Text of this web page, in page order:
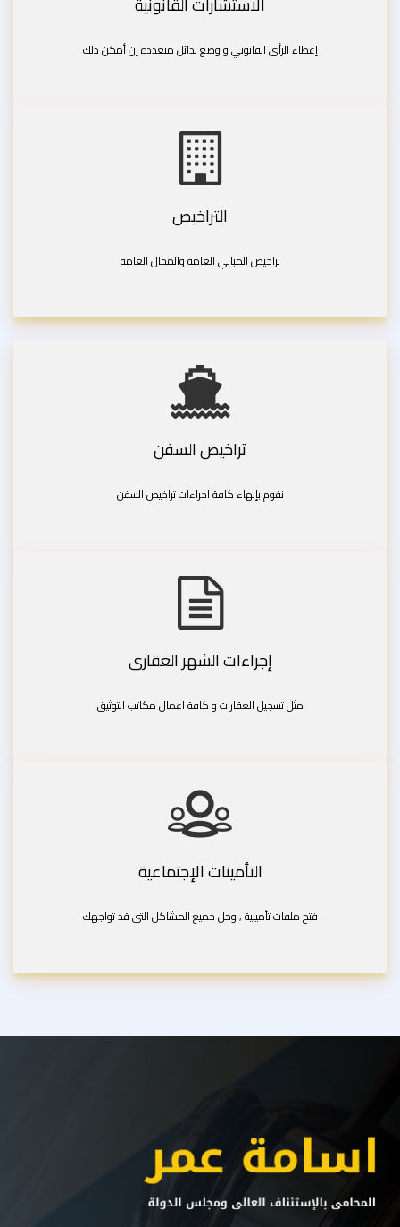
إعطاء الرأى القانوني و وضع بدائل متعددة إن أمكن ذلك
التراخيص
تراخيص المباني العامة والمحال العامة
تراخيص السفن
نقوم بإنهاء كافة اجراءات تراخيص السفن
إجراءات الشهر العقارى
مثل تسجيل العقارات و كافة اعمال مكاتب التوثيق
التأمينات الإجتماعية
فتح ملفات تأمينية , وحل جميع المشاكل التى قد تواجهك